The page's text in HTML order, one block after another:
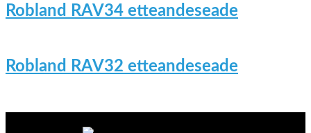
Robland RAV34 etteandeseade
Robland RAV32 etteandeseade